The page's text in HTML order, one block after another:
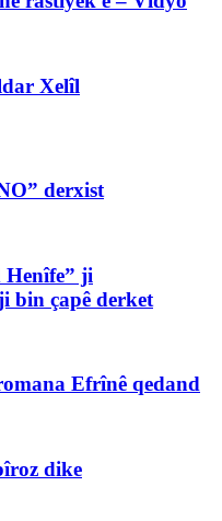
Xelîl
derxist
Henîfe” ji
bin çapê derket
Efrînê qedand
dike